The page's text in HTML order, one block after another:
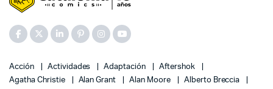
Acción Actividades Adaptación
Aftershok
Agatha Christie
Alan Grant Alan Moore
Alberto Breccia